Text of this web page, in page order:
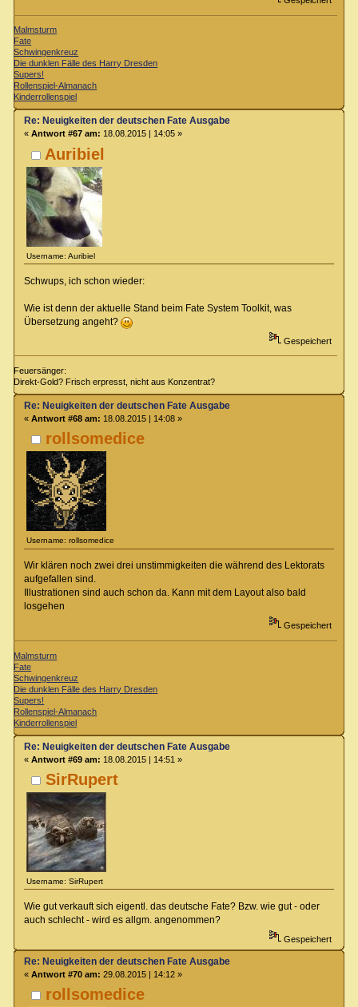
Malmsturm
Fate
Schwingenkreuz
Die dunklen Fälle des Harry Dresden
Supers!
Rollenspiel-Almanach
Kinderrollenspiel
Auribiel
Username: Auribiel
Re: Neuigkeiten der deutschen Fate Ausgabe
« Antwort #67 am: 18.08.2015 | 14:05 »
Schwups, ich schon wieder:
Wie ist denn der aktuelle Stand beim Fate System Toolkit, was
Übersetzung angeht?
Gespeichert
Feuersänger:
Direkt-Gold? Frisch erpresst, nicht aus Konzentrat?
rollsomedice
Username: rollsomedice
Re: Neuigkeiten der deutschen Fate Ausgabe
« Antwort #68 am: 18.08.2015 | 14:08 »
Wir klären noch zwei drei unstimmigkeiten die während des Lektorats
aufgefallen sind.
Illustrationen sind auch schon da. Kann mit dem Layout also bald
losgehen
Gespeichert
Malmsturm
Fate
Schwingenkreuz
Die dunklen Fälle des Harry Dresden
Supers!
Rollenspiel-Almanach
Kinderrollenspiel
SirRupert
Username: SirRupert
Re: Neuigkeiten der deutschen Fate Ausgabe
« Antwort #69 am: 18.08.2015 | 14:51 »
Wie gut verkauft sich eigentl. das deutsche Fate? Bzw. wie gut - oder
auch schlecht - wird es allgm. angenommen?
Gespeichert
rollsomedice
Re: Neuigkeiten der deutschen Fate Ausgabe
« Antwort #70 am: 29.08.2015 | 14:12 »